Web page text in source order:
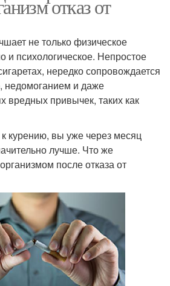
отказ от
не только физическое
и психологическое. Непростое
нередко сопровождается
недомоганием и даже
вредных привычек, таких как
курению, вы уже через месяц
лучше. Что же
после отказа от